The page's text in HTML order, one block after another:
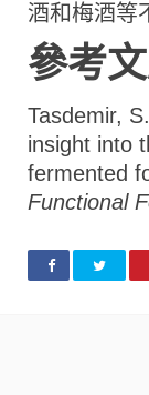
酒和梅酒等
參考
Tasdemir,
insight into
fermented
Functional